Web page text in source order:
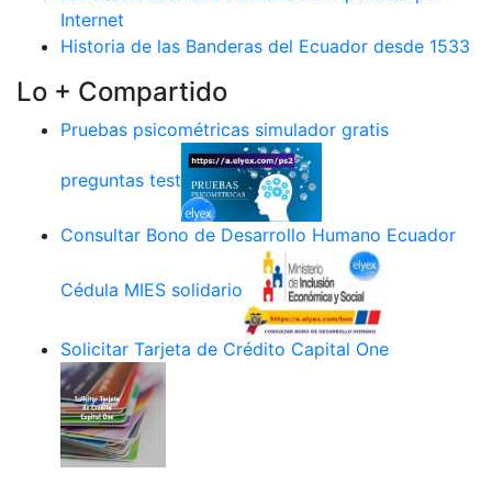
Internet
Historia de las Banderas del Ecuador desde 1533
Lo + Compartido
Pruebas psicométricas simulador gratis
preguntas test
Consultar Bono de Desarrollo Humano Ecuador
Cédula MIES solidario
Solicitar Tarjeta de Crédito Capital One